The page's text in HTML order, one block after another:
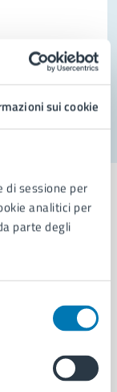
sui cookie
di sessione per
analitici per
parte degli